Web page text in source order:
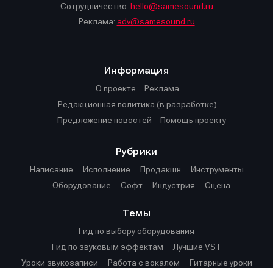
Сотрудничество: hello@samesound.ru
Реклама: adv@samesound.ru
Информация
О проекте
Реклама
Редакционная политика (в разработке)
Предложение новостей
Помощь проекту
Рубрики
Написание
Исполнение Продакшн
Инструменты
Оборудование
Софт Индустрия Сцена
Темы
Гид по выбору оборудования
Гид по звуковым эффектам
Лучшие VST
Уроки звукозаписи
Работа с вокалом
Гитарные уроки